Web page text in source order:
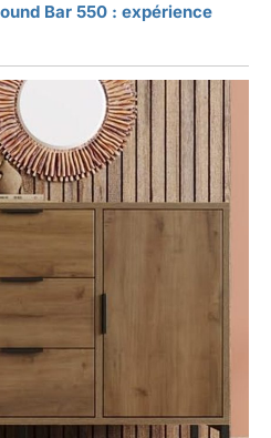
Bar 550 : expérience